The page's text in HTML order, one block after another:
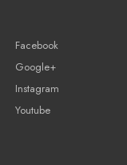
Facebook
Google+
Instagram
Youtube